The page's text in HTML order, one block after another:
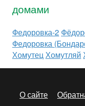
домами
Федоровка-2
Федоровка
Хомутец Хомутляй
О сайте